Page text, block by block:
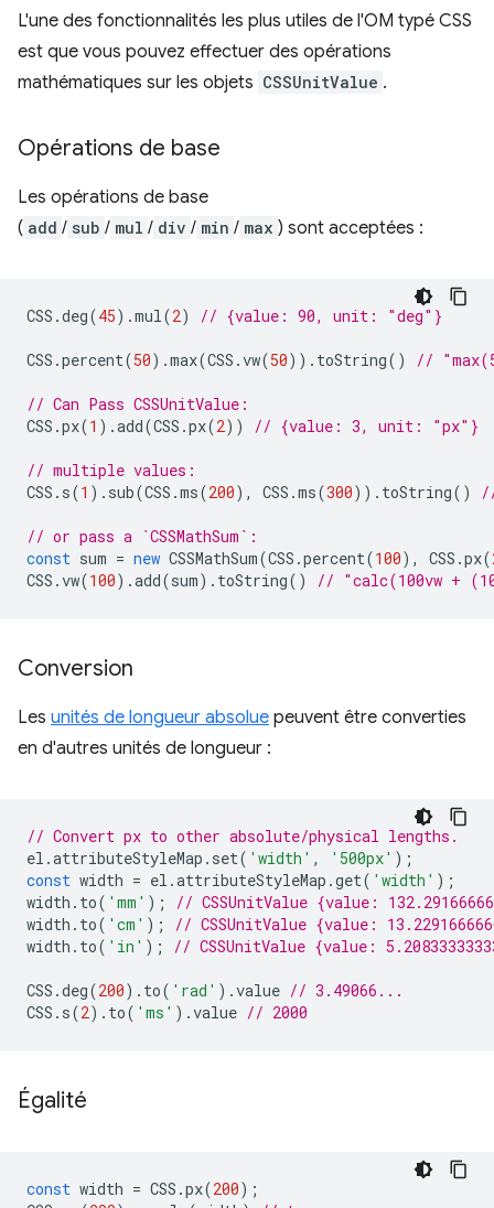
L'une des fonctionnalités les plus utiles de l'OM typé CSS
est que vous pouvez effectuer des opérations
mathématiques sur les objets CSSUnitValue .
Opérations de base
Les opérations de base
( add / sub / mul / div / min / max ) sont acceptées :
CSS .deg(45).mul(2) // {value: 90, unit: "deg"}
CSS .percent(50).max(CSS .vw(50)). toString() //
// Can Pass CSSUnitValue:
CSS .px(1 ).add(CSS .px(2)) // {value: 3, unit: "px"}
// multiple values:
CSS . s(1 ). sub(CSS .ms(200), CSS .ms(300)). toString()
// or pass a `CSSMathSum`:
const sum = new CSSMathSum(CSS .percent(100), CSS .px(
CSS .vw(100).add(sum). toString() // "calc(100vw +
Conversion
Les unités de longueur absolue peuvent être converties
en d'autres unités de longueur :
// Convert px to other absolute/physical lengths.
el .attributeStyleMap . set( 'width' , '500px' );
const width = el .attributeStyleMap .get( 'width' );
width . to( 'mm' );
// CSSUnitValue {value:
width . to( 'cm' );
// CSSUnitValue {value:
width . to( 'in' ); // CSSUnitValue {value:
CSS .deg(200). to( 'rad' ).value // 3.49066...
CSS . s(2). to( 'ms' ).value // 2000
Égalité
const width = CSS .px(200);